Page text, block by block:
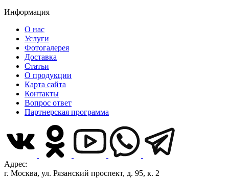
Информация
О нас
Услуги
Фотогалерея
Доставка
Статьи
О продукции
Карта сайта
Контакты
Вопрос ответ
Партнерская программа
Адрес:
г. Москва, ул. Рязанский проспект, д. 95, к. 2